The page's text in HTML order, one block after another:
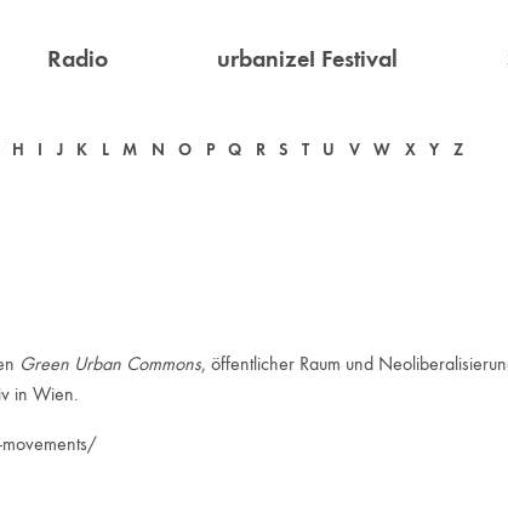
Radio urbanize! Festival
H I J K L M N O P Q R S T U V W X Y Z
Green Urban Commons, öffentlicher Raum und
in Wien.